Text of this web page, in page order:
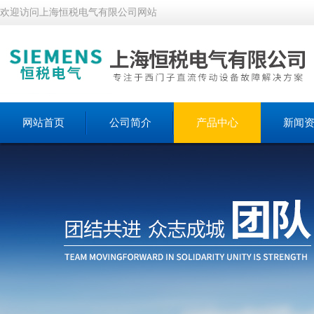
欢迎访问上海恒税电气有限公司网站
网站首页 公司简介 产品中心 新闻